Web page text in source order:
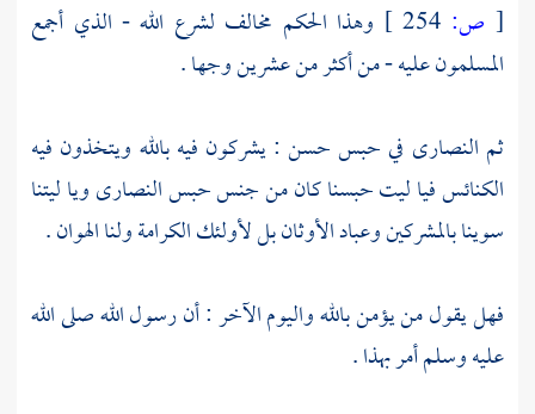
[ ص:
وهذا الحكم مخالف لشرع الله - الذي أجمع
المسلمون عليه - من أكثر من عشرين وجها .
ثم النصارى في حبس حسن : يشركون فيه بالله ويتخذون فيه
الكنائس فيا ليت حبسنا كان من جنس حبسالنصارىويا ليتنا
سوينا بالمشركين وعباد الأوثان بل لأولئك الكرامة ولنا الهوان .
فهل يقول من يؤمن بالله واليوم الآخر : أن رسول الله صلى الله
عليه وسلم أمر بهذا .